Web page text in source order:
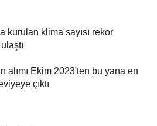
kurulan klima sayısı rekor
alımı Ekim 2023'ten bu yana en
çıktı